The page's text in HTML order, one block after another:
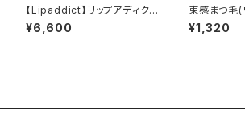
【Lipaddict】リップアディクト
208ラズルダズル
¥6,600
束感まつ毛(
ト
¥1,320